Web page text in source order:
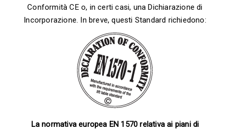
Conformità CE o, in certi casi, una Dichiarazione di
Incorporazione. In breve, questi Standard richiedono:
La normativa europea EN 1570 relativa ai piani di